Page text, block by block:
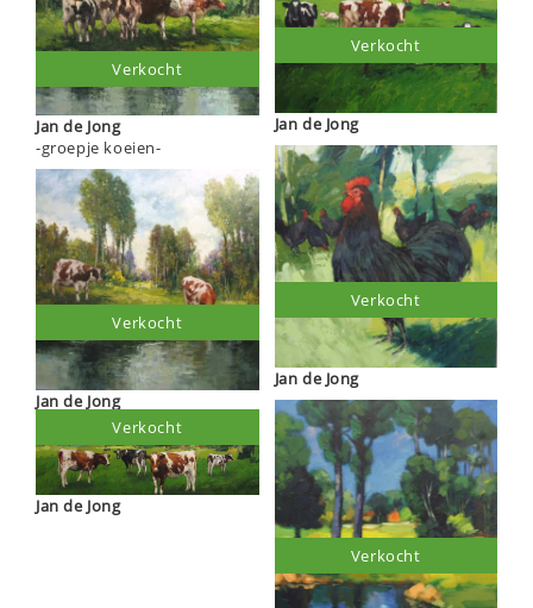
Jan de Jong
-groepje koeien-
Verkocht
Jan de Jong
Verkocht
Jan de Jong
Verkocht
Jan de Jong
Verkocht
Jan de Jong
Verkocht
Verkocht